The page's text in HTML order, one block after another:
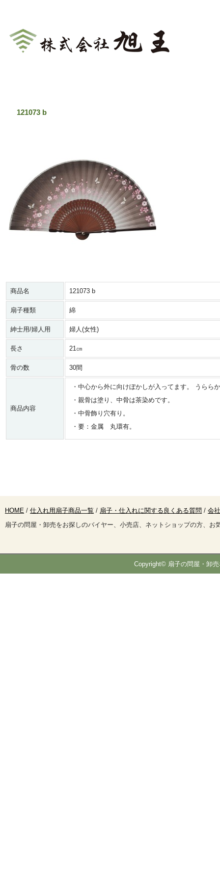
121073 b
商品名 121073 b
扇子種類 綿
紳士用/婦人用 婦人(女性)
長さ 21㎝
骨の数 30間
商品内容
・中心から外に向けぼかしが入ってます。 うらら
・親骨は塗り、中骨は茶染めです。
・中骨飾り穴有り。
・要：金属 丸環有。
HOME / 仕入れ用扇子商品一覧 / 扇子・仕入れに関する良くある質問 / 会
扇子の問屋・卸売をお探しのバイヤー、小売店、ネットショップの方、お
Copyright© 扇子の問屋・卸